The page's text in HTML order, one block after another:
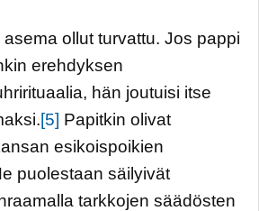
ollut turvattu. Jos pappi
erehdyksen
hän joutuisi itse
[5] Papitkin olivat
esikoispoikien
puolestaan säilyivät
tarkkojen säädösten